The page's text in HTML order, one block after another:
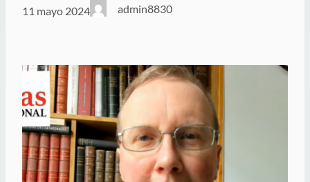
11 mayo 2024 admin8830